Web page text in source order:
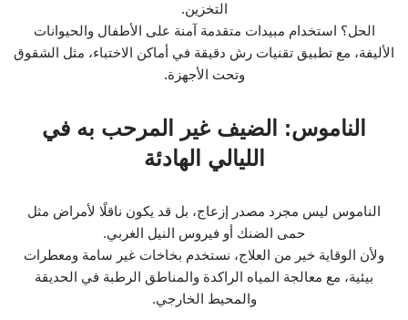
التخزين.
الحل؟ استخدام مبيدات متقدمة آمنة على الأطفال والحيوانات
الأليفة، مع تطبيق تقنيات رش دقيقة في أماكن الاختباء، مثل الشقوق
وتحت الأجهزة.
الناموس: الضيف غير المرحب به في
الليالي الهادئة
الناموس ليس مجرد مصدر إزعاج، بل قد يكون ناقلًا لأمراض مثل
حمى الضنك أو فيروس النيل الغربي.
ولأن الوقاية خير من العلاج، نستخدم بخاخات غير سامة ومعطرات
بيئية، مع معالجة المياه الراكدة والمناطق الرطبة في الحديقة
والمحيط الخارجي.